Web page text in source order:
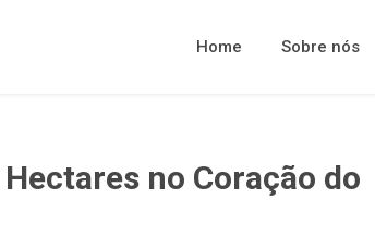
Home Sobre nós
no Coração do